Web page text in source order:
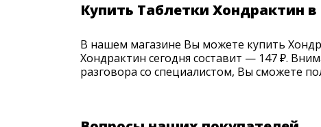
Купить Таблетки Хондрактин
В нашем магазине Вы можете купить
Хондрактин сегодня составит — 147 ₽.
разговора со специалистом, Вы сможете